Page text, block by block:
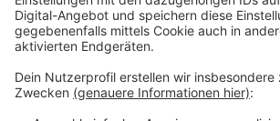
Anzeige
Dumme Fragen gibt es - wir